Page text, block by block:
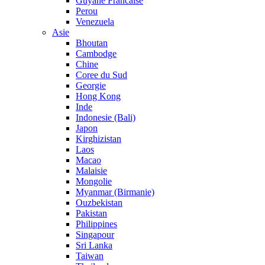
Perou
Venezuela
Asie
Bhoutan
Cambodge
Chine
Coree du Sud
Georgie
Hong Kong
Inde
Indonesie (Bali)
Japon
Kirghizistan
Laos
Macao
Malaisie
Mongolie
Myanmar (Birmanie)
Ouzbekistan
Pakistan
Philippines
Singapour
Sri Lanka
Taiwan